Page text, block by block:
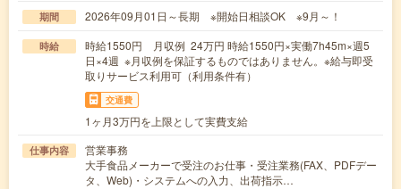
期間 2026年09月01日～長期 ※開始日相談OK ※9月～！
時給
時給1550円 月収例 24万円 時給1550円×実働7h45m×週5
日×4週 ※月収例を保証するものではありません。※給与即受
取りサービス利用可（利用条件有）
交通費
1ヶ月3万円を上限として実費支給
仕事内容
営業事務
大手食品メーカーで受注のお仕事・受注業務(FAX、PDFデー
タ、Web)・システムへの入力、出荷指示…